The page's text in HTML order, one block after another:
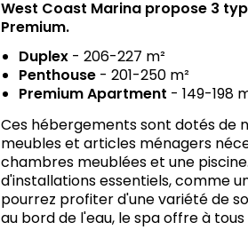
West Coast Marina propose 3
Premium.
Duplex - 206-227 m²
Penthouse - 201-250 m²
Premium Apartment - 149-198
Ces hébergements sont dotés de
meubles et articles ménagers
chambres meublées et une
d'installations essentiels, comme
pourrez profiter d'une variété de
au bord de l'eau, le spa offre à